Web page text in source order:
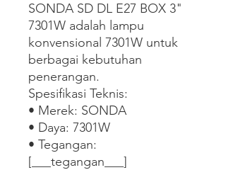
SONDA SD DL E27 BOX 3"
7301W adalah lampu
konvensional 7301W untuk
berbagai kebutuhan
penerangan.
Spesifikasi Teknis:
• Merek: SONDA
• Daya: 7301W
• Tegangan:
[___tegangan___]